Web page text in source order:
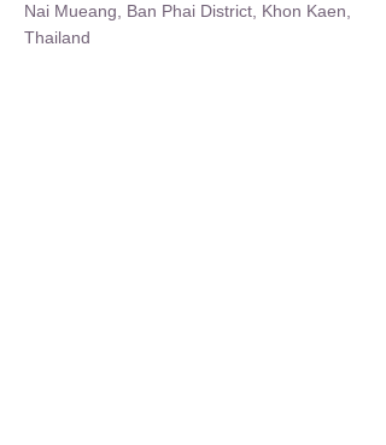
Nai Mueang, Ban Phai District, Khon Kaen,
Thailand